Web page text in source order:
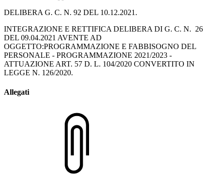
DELIBERA G. C. N. 92 DEL 10.12.2021.
INTEGRAZIONE E RETTIFICA DELIBERA DI G. C. N. 26
DEL 09.04.2021 AVENTE AD
OGGETTO:PROGRAMMAZIONE E FABBISOGNO DEL
PERSONALE - PROGRAMMAZIONE 2021/2023 -
ATTUAZIONE ART. 57 D. L. 104/2020 CONVERTITO IN
LEGGE N. 126/2020.
Allegati